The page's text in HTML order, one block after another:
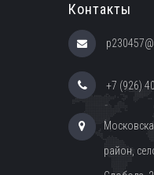
Контакты
+7 (926)
район,